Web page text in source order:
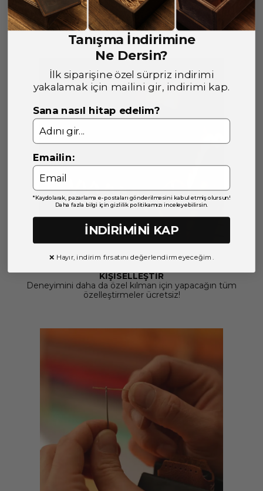
Bu ürün için henüz yorum yapılmamış.
KİŞİSELLEŞTİR
Deneyimini daha da özel kılman için yapacağın tüm
özelleştirmeler ücretsiz!
Tanışma İndirimine
Ne Dersin?
İlk siparişine özel sürpriz indirimi
yakalamak için mailini gir, indirimi kap.
Sana nasıl hitap edelim?
Emailin:
*Kaydolarak, pazarlama e-postaları gönderilmesini kabul etmiş olursun!
Daha fazla bilgi için gizlilik politikamızı inceleyebilirsin.
İNDİRİMİNİ KAP
❌ Hayır, indirim fırsatını değerlendirmeyeceğim.